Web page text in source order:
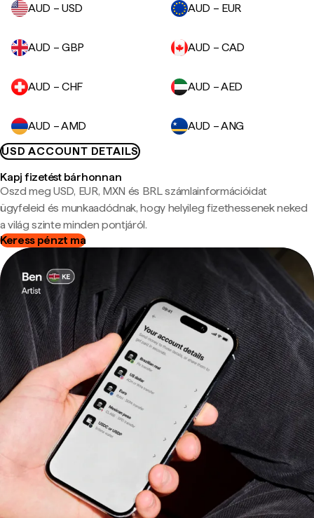
AUD – USD
AUD – EUR
AUD – GBP AUD – CAD
AUD – CHF AUD – AED
AUD – AMD
AUD – ANG
USD ACCOUNT DETAILS
Kapj fizetést bárhonnan
Oszd meg USD, EUR, MXN és BRL számlainformációidat
ügyfeleid és munkaadódnak, hogy helyileg fizethessenek neked
a világ szinte minden pontjáról.
Keress pénzt ma